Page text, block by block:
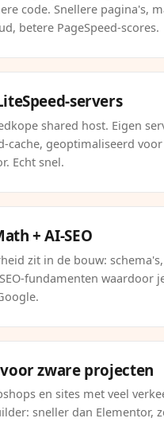
code. Snellere pagina's,
betere PageSpeed-scores.
servers
shared host. Eigen
cache, geoptimaliseerd
Echt snel.
+ AI-SEO
zit in de bouw:
fundamenten waardoor
zware projecten
en sites met veel
sneller dan Elementor,